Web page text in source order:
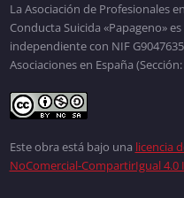
La Asociación de Profesionales
Conducta Suicida «Papageno»
independiente con NIF
Asociaciones en España
Este obra está bajo una licencia
NoComercial-CompartirIgual 4.0